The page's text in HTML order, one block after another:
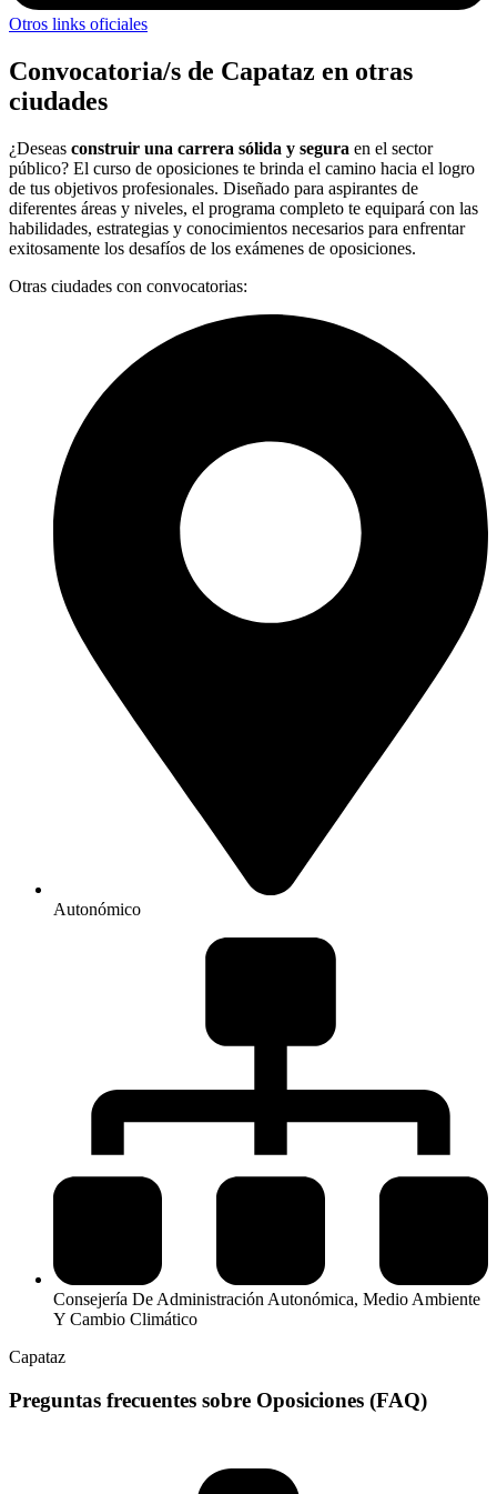
Otros links oficiales
Convocatoria/s de Capataz en otras
ciudades
¿Deseas construir una carrera sólida y segura en el sector
público? El curso de oposiciones te brinda el camino hacia el logro
de tus objetivos profesionales. Diseñado para aspirantes de
diferentes áreas y niveles, el programa completo te equipará con las
habilidades, estrategias y conocimientos necesarios para enfrentar
exitosamente los desafíos de los exámenes de oposiciones.
Otras ciudades con convocatorias:
Autonómico
Consejería De Administración Autonómica, Medio Ambiente
Y Cambio Climático
Capataz
Preguntas frecuentes sobre Oposiciones (FAQ)